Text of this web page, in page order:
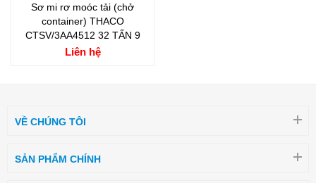
Sơ mi rơ moóc tải (chở
container) THACO
CTSV/3AA4512 32 TẤN 9
Liên hệ
VỀ CHÚNG TÔI
SẢN PHẨM CHÍNH